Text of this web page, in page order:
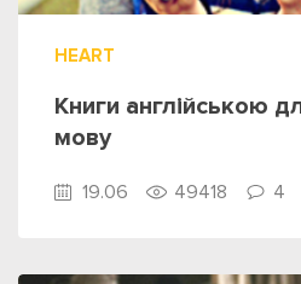
HEART
Книги англійською
мову
19.06 49418 4